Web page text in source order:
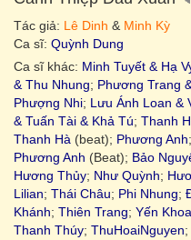
Tác giả: Lê Dinh & Minh Kỳ
Ca sĩ: Quỳnh Dung
Ca sĩ khác: Minh Tuyết & Hạ
& Thu Nhung; Phương Trang
Phượng Nhi; Lưu Ánh Loan &
& Tuấn Tài & Khả Tú; Thanh
Thanh Hà (beat); Phương Anh;
Phương Anh (Beat); Bảo
Hương Thủy; Như Quỳnh;
Lilian; Thái Châu; Phi Nhung;
Khánh; Thiên Trang; Yến Khoa
Thanh Thúy; ThuHoaiNguyen;